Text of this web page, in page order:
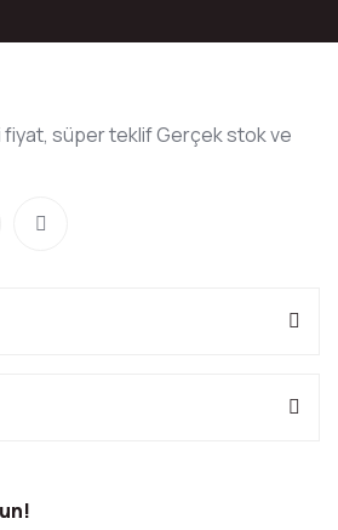
fiyat, süper teklif Gerçek stok ve